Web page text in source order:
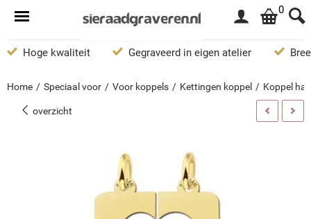
0
Hoge kwaliteit Gegraveerd in eigen atelier
Home / Speciaal voor / Voor koppels / Kettingen koppel / Koppel
overzicht